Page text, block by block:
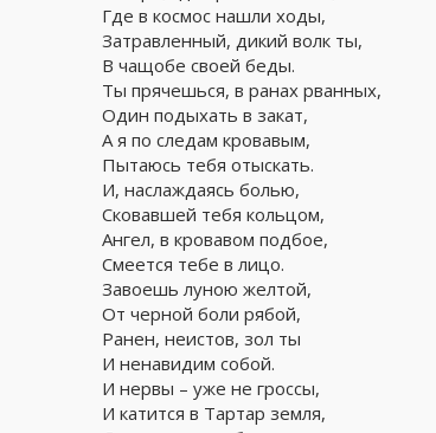
Где в космос нашли ходы,
Затравленный, дикий волк ты,
В чащобе своей беды.
Ты прячешься, в ранах рванных,
Один подыхать в закат,
А я по следам кровавым,
Пытаюсь тебя отыскать.
И, наслаждаясь болью,
Сковавшей тебя кольцом,
Ангел, в кровавом подбое,
Смеется тебе в лицо.
Завоешь луною желтой,
От черной боли рябой,
Ранен, неистов, зол ты
И ненавидим собой.
И нервы – уже не гроссы,
И катится в Тартар земля,